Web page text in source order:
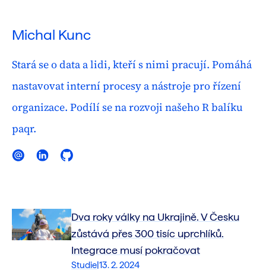
Michal Kunc
Stará se o data a lidi, kteří s nimi pracují. Pomáhá
nastavovat interní procesy a nástroje pro řízení
organizace. Podílí se na rozvoji našeho R balíku
paqr.
E-mailLinkedIn
Studie|13. 2. 2024
Dva roky války na Ukrajině. V Česku
zůstává přes 300 tisíc uprchlíků.
Integrace musí pokračovat